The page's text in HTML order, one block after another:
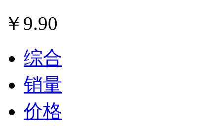
￥ 9.90
综合
销量
价格